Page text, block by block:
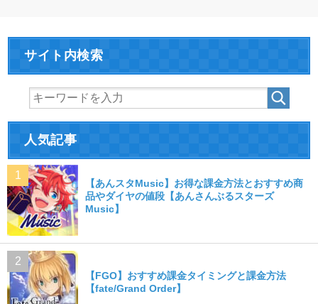
サイト内検索
人気記事
【あんスタMusic】お得な課金方法とおすすめ商
品やダイヤの値段【あんさんぶるスターズ
Music】
【FGO】おすすめ課金タイミングと課金方法
【fate/Grand Order】